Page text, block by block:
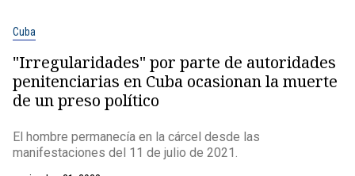
Cuba
"Irregularidades" por parte de autoridades
penitenciarias en Cuba ocasionan la muerte
de un preso político
El hombre permanecía en la cárcel desde las
manifestaciones del 11 de julio de 2021.